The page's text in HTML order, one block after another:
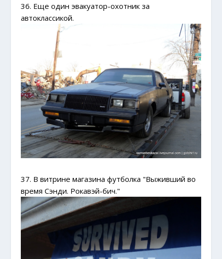
36. Еще один эвакуатор-охотник за
автоклассикой.
37. В витрине магазина футболка "Выживший во
время Сэнди. Рокавэй-бич."